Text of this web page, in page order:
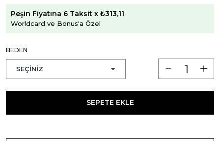
Peşin Fiyatına 6 Taksit x ₺313,11
Worldcard ve Bonus'a Özel
BEDEN
SEPETE EKLE